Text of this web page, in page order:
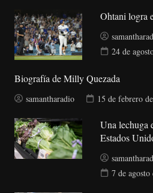
Ohtani logra
24 de
Biografía de Milly Quezada
samantharadio 15 de febrero
Una lechuga
Estados
7 de agosto